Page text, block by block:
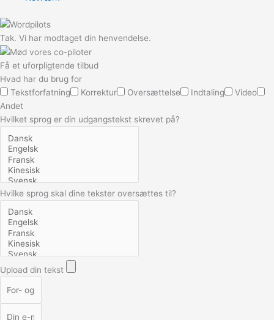
Tak. Vi har modtaget din henvendelse.
Få et uforpligtende tilbud
Hvad har du brug for
Tekstforfatning
Korrektur Oversættelse Indtaling
Video
Andet
Hvilket sprog er din udgangstekst skrevet på?
Hvilke sprog skal dine tekster oversættes til?
Upload din tekst